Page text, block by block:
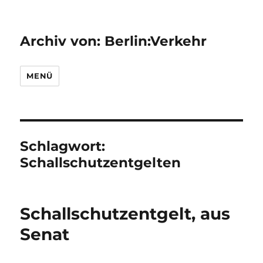
Archiv von: Berlin:Verkehr
MENÜ
Schlagwort:
Schallschutzentgelten
Schallschutzentgelt, aus
Senat